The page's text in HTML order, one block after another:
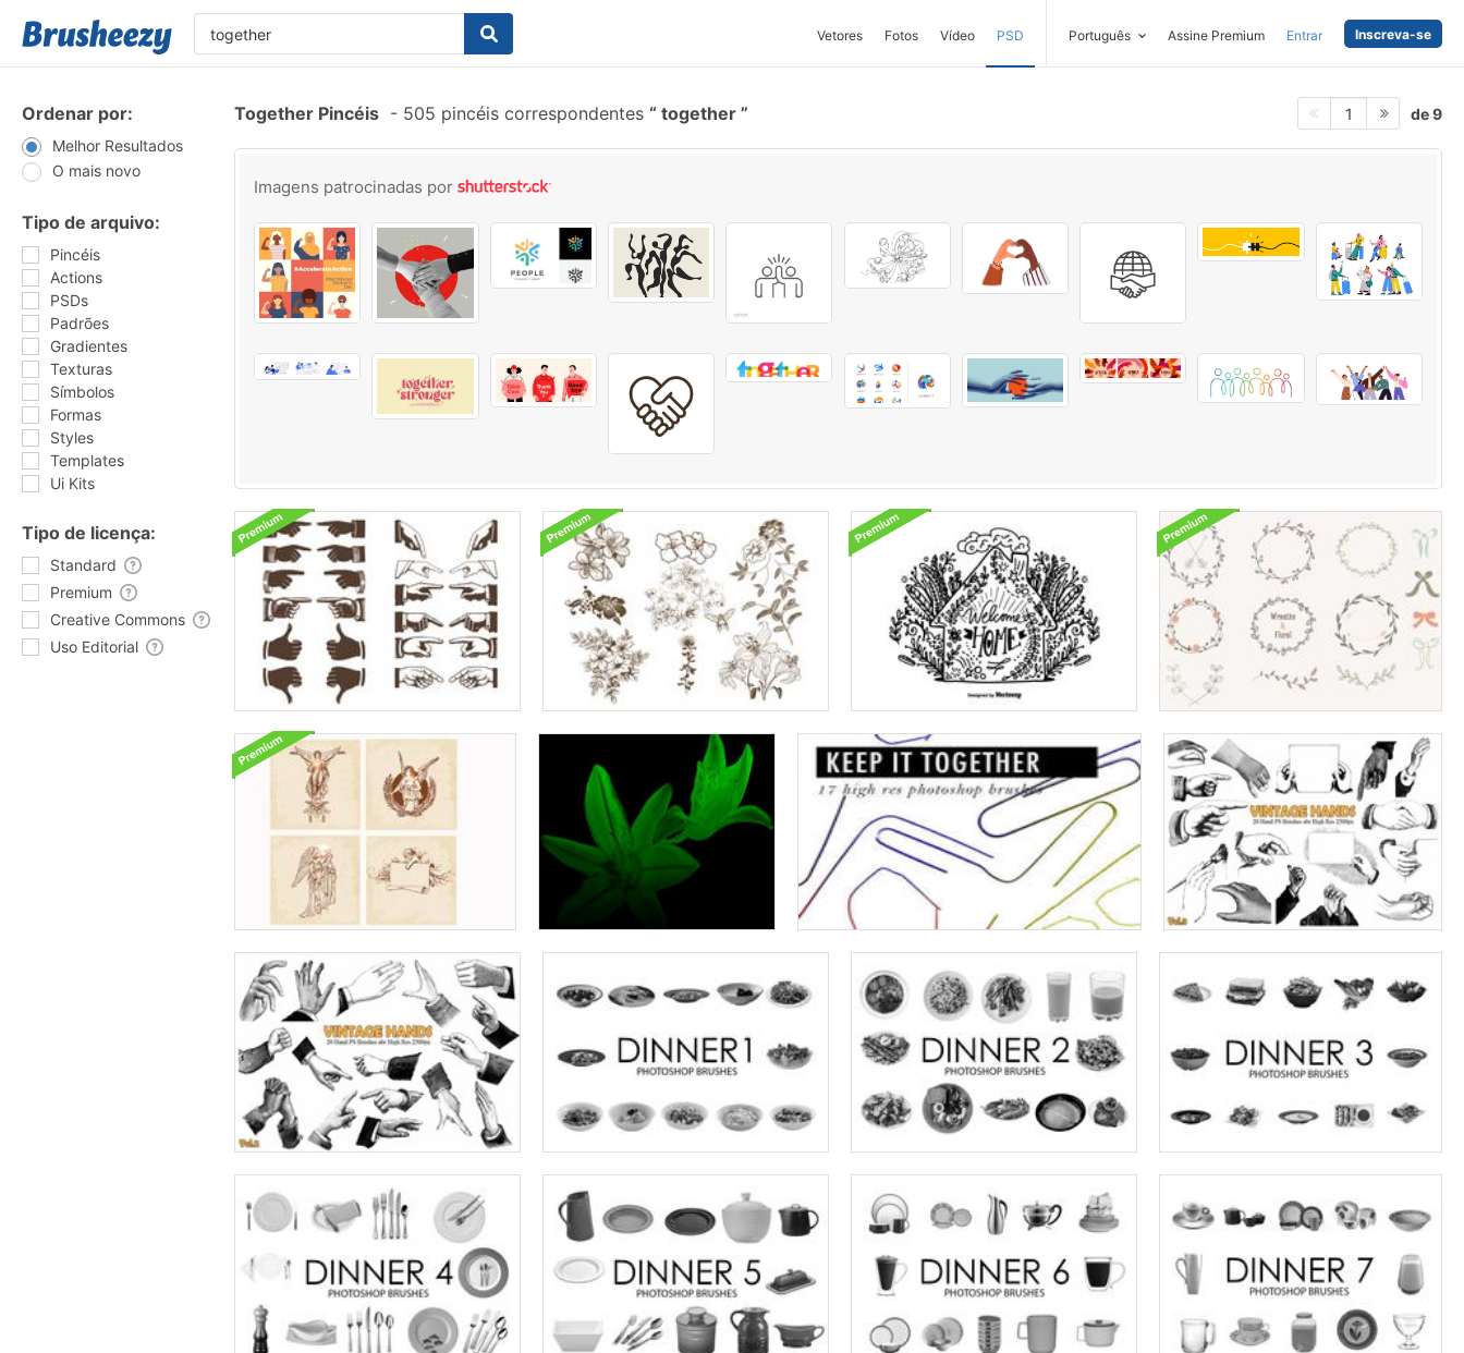
Vetores Fotos Vídeo PSD Português Assine Premium Entrar Inscreva-se
Ordenar por:
Melhor Resultados
O mais novo
Tipo de arquivo:
Pincéis
Actions
PSDs
Padrões
Gradientes
Texturas
Símbolos
Formas
Styles
Templates
Ui Kits
Tipo de licença:
Standard
Premium
Creative Commons
Uso Editorial
Together Pincéis - 505 pincéis correspondentes together 1 de 9
Imagens patrocinadas por